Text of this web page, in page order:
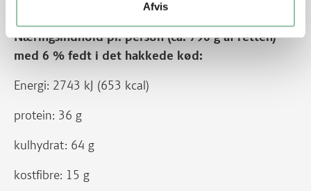
Afvis
Næringsindhold pr. person (ca. 790 g af retten)
med 6 % fedt i det hakkede kød:
Energi: 2743 kJ (653 kcal)
protein: 36 g
kulhydrat: 64 g
kostfibre: 15 g